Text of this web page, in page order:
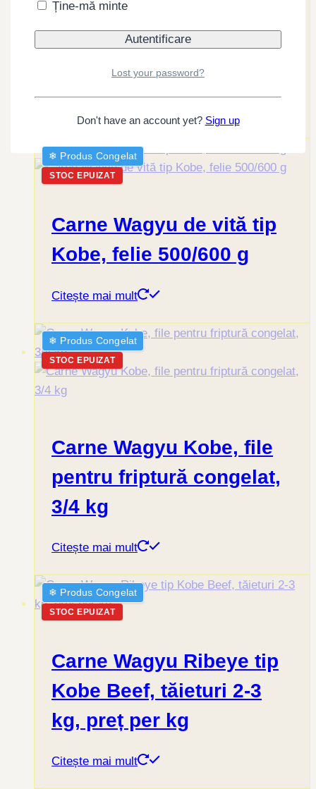
Carne Wagyu (tip Kobe
Beef) 220g, marmorare 7-
❄︎ Produs Congelat
STOC EPUIZAT
Carne Wagyu de vită tip
Kobe, felie 500/600 g
Citește mai mult
❄︎ Produs Congelat
STOC EPUIZAT
Carne Wagyu Kobe, file
pentru friptură congelat,
3/4 kg
Citește mai mult
❄︎ Produs Congelat
STOC EPUIZAT
Carne Wagyu Ribeye tip
Kobe Beef, tăieturi 2-3
kg, preț per kg
Citește mai mult
Ține-mă minte
Lost your password?
Don't have an account yet? Sign up